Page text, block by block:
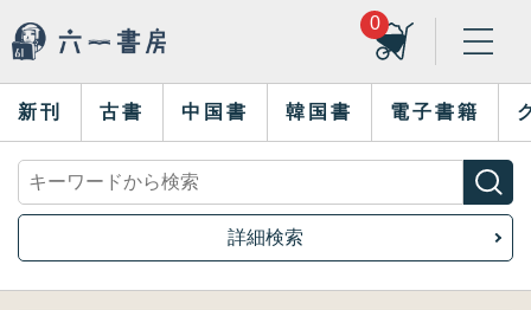
0
新刊 古書 中国書 韓国書 電子書籍
詳細検索